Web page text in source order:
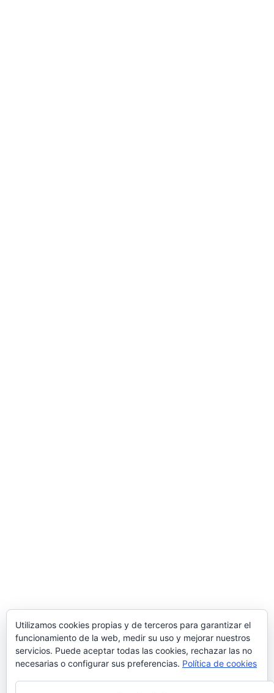
Utilizamos cookies propias y de terceros para garantizar el
funcionamiento de la web, medir su uso y mejorar nuestros
servicios. Puede aceptar todas las cookies, rechazar las no
necesarias o configurar sus preferencias. Política de cookies